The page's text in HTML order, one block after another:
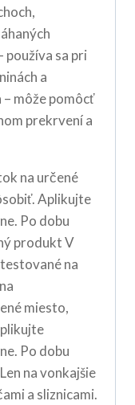
sa pri
a
môže pomôcť
prekrvení a
na určené
Aplikujte
Po dobu
produkt V
na
miesto,
Po dobu
na vonkajšie
a sliznicami.